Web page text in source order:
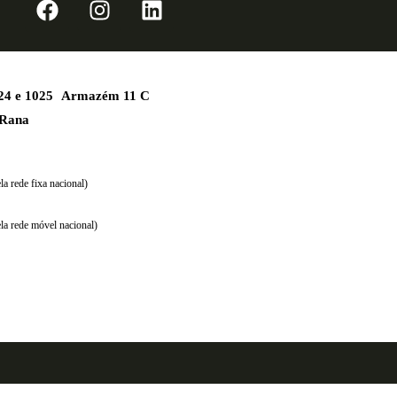
e 1025 Armazém 11 C
rede fixa nacional)
rede móvel nacional)